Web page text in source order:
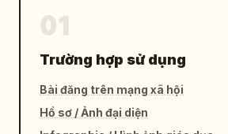
Trường hợp sử dụng
Bài đăng trên mạng xã hội
Hồ sơ / Ảnh đại diện